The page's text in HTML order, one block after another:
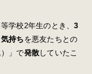
学校2年生のとき、3
持ち を悪友たちとの
」で発散していたこ